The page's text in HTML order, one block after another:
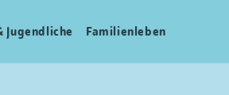
Jugendliche Familien­leben